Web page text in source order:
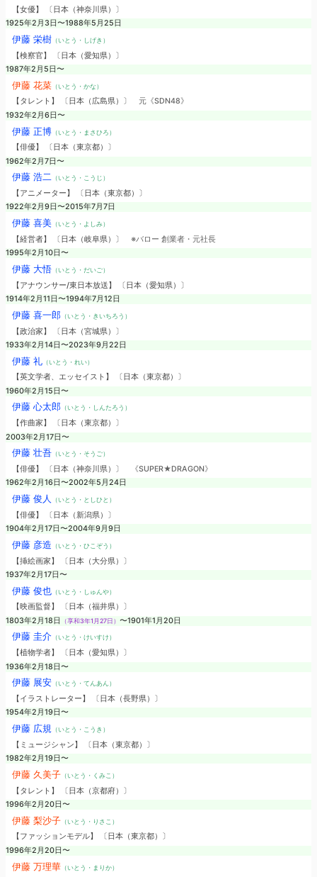
【女優】 〔日本（神奈川県）〕
1925年2月3日〜1988年5月25日
伊藤 栄樹（いとう・しげき）
【検察官】 〔日本（愛知県）〕
1987年2月5日〜
伊藤 花菜（いとう・かな）
【タレント】 〔日本（広島県）〕 元《SDN48》
1932年2月6日〜
伊藤 正博（いとう・まさひろ）
【俳優】 〔日本（東京都）〕
1962年2月7日〜
伊藤 浩二（いとう・こうじ）
【アニメーター】 〔日本（東京都）〕
1922年2月9日〜2015年7月7日
伊藤 喜美（いとう・よしみ）
【経営者】 〔日本（岐阜県）〕 ※バロー 創業者・元社長
1995年2月10日〜
伊藤 大悟（いとう・だいご）
【アナウンサー/東日本放送】 〔日本（愛知県）〕
1914年2月11日〜1994年7月12日
伊藤 喜一郎（いとう・きいちろう）
【政治家】 〔日本（宮城県）〕
1933年2月14日〜2023年9月22日
伊藤 礼（いとう・れい）
【英文学者、エッセイスト】 〔日本（東京都）〕
1960年2月15日〜
伊藤 心太郎（いとう・しんたろう）
【作曲家】 〔日本（東京都）〕
2003年2月17日〜
伊藤 壮吾（いとう・そうご）
【俳優】 〔日本（神奈川県）〕
《SUPER★DRAGON》
1962年2月16日〜2002年5月24日
伊藤 俊人 （いとう・としひと）
【俳優】 〔日本（新潟県）〕
1904年2月17日〜2004年9月9日
伊藤 彦造 （いとう・ひこぞう）
【挿絵画家】 〔日本（大分県）〕
1937年2月17日〜
伊藤 俊也（いとう・しゅんや）
【映画監督】 〔日本（福井県）〕
1803年2月18日
（享和3年1月27日） 〜1901年1月20日
伊藤 圭介（いとう・けいすけ）
【植物学者】 〔日本（愛知県）〕
1936年2月18日〜
伊藤 展安（いとう・てんあん）
【イラストレーター】 〔日本（長野県）〕
1954年2月19日〜
伊藤 広規 （いとう・こうき）
【ミュージシャン】 〔日本（東京都）〕
1982年2月19日〜
伊藤 久美子（いとう・くみこ）
【タレント】 〔日本（京都府）〕
1996年2月20日〜
伊藤 梨沙子（いとう・りさこ）
【ファッションモデル】 〔日本（東京都）〕
1996年2月20日〜
伊藤 万理華（いとう・まりか）